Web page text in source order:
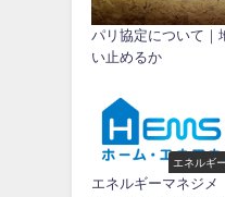
パリ協定について｜
い止めるか
エネルギー
エネルギーマネジメ